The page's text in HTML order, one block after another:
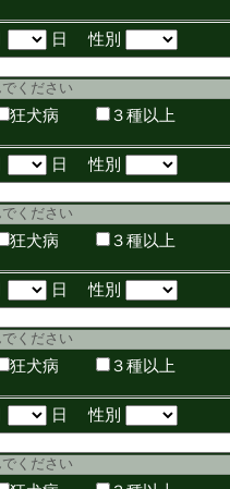
日 性別
狂犬病 ３種以上
日 性別
狂犬病 ３種以上
日 性別
狂犬病 ３種以上
日 性別